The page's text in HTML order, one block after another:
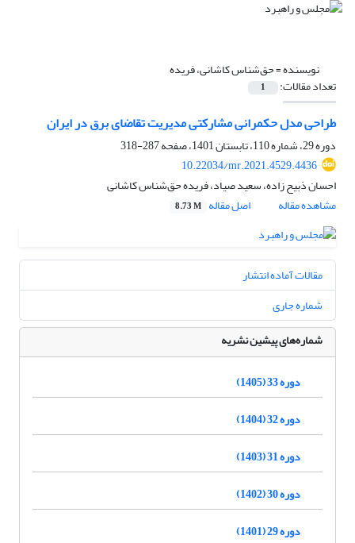
نویسنده =حق‌شناس کاشانی، فریده
تعداد مقالات: 1
طراحی مدل حکمرانی مشارکتی مدیریت تقاضای برق در ایران
دوره 29، شماره 110، تابستان 1401، صفحه
287-318
10.22034/mr.2021.4529.4436
احسان ذبیح زاده، سعید صیاد، فریده حق‌شناس کاشانی
مشاهده مقاله
اصل مقاله 8.73 M
مقالات آماده انتشار
شماره جاری
شماره‌های پیشین نشریه
دوره 33 (1405)
دوره 32 (1404)
دوره 31 (1403)
دوره 30 (1402)
دوره 29 (1401)